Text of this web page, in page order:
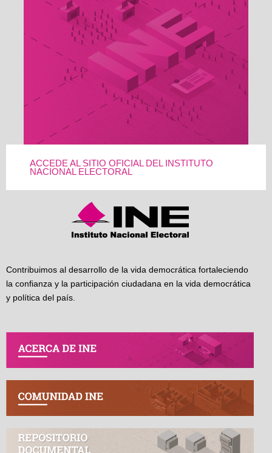
ACCEDE AL SITIO OFICIAL DEL INSTITUTO
NACIONAL ELECTORAL
Contribuimos al desarrollo de la vida democrática fortaleciendo
la confianza y la participación ciudadana en la vida democrática
y política del país.